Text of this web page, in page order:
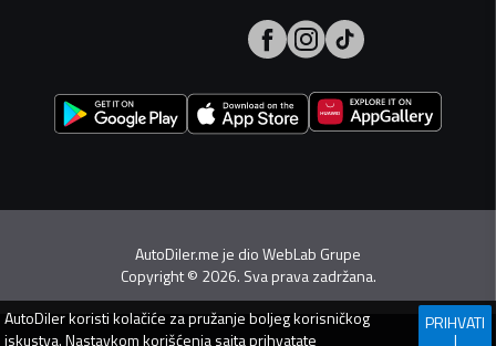
AutoDiler.me je dioWebLab Grupe
Copyright© 2026. Sva prava zadržana.
AutoDilerkoristi kolačiće za pružanje boljeg korisničkog
iskustva. Nastavkom korišćenja sajta prihvatate
PRIHVATI
I